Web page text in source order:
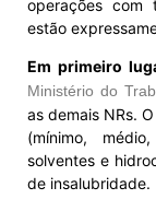
operações com
estão
Em primeiro
Ministério do
as demais NRs.
(mínimo,
solventes e
de insalubridade.